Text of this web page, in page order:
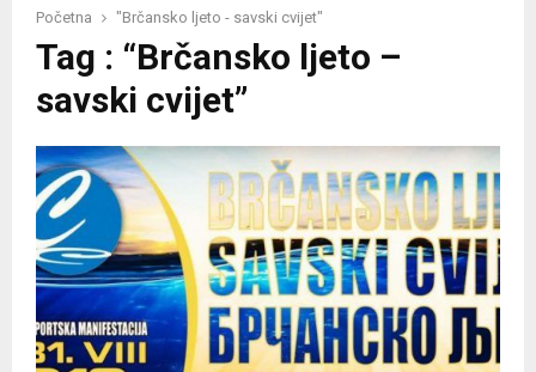
Početna "Brčansko ljeto - savski cvijet"
Tag : “Brčansko ljeto –
savski cvijet”